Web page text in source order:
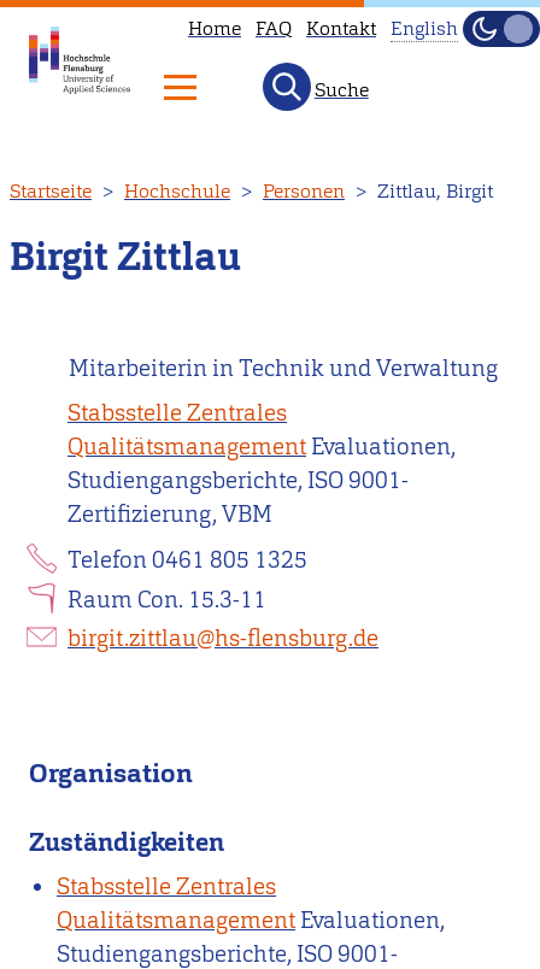
zum
Inhalt
Home FAQ Kontakt
not
to
English
main
English
Hell
Suche
Startseite Hochschule Personen Zittlau, Birgit
Birgit Zittlau
Mitarbeiterin in Technik und Verwaltung
Stabsstelle Zentrales
QualitätsmanagementEvaluationen,
Studiengangsberichte, ISO 9001-
Zertifizierung, VBM
Telefon 0461 805 1325
Raum Con. 15.3-11
birgit.zittlau@hs-flensburg.de
Organisation
Zuständigkeiten
Stabsstelle Zentrales
QualitätsmanagementEvaluationen,
Studiengangsberichte, ISO 9001-